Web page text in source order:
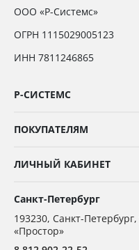
ООО «Р-Системс»
ОГРН 1115029005123
ИНН 7811246865
Р-СИСТЕМС
ПОКУПАТЕЛЯМ
ЛИЧНЫЙ КАБИНЕТ
Санкт-Петербург
193230, Санкт-Петербург,
«Простор»